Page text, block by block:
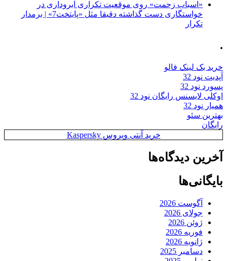
«اسباب زحمت» روی موقعیت تکراری آبروداری در
خواستگاری دست گذاشته دقیقا مثل «پایتخت7» | برمدار
تکرار
.
خرید بک لینک فالو
آپدیت نود 32
پسورد نود 32
اوکلی لایسنس رایگان نود 32
همیار نود 32
بهترین سئو
رایگان
خرید آنتی ویروس Kaspersky
آخرین دیدگاه‌ها
بایگانی‌ها
آگوست 2026
جولای 2026
ژوئن 2026
فوریه 2026
ژانویه 2026
دسامبر 2025